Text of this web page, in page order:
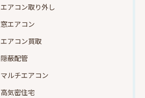
エアコン取り外し
窓エアコン
エアコン買取
隠蔽配管
マルチエアコン
高気密住宅